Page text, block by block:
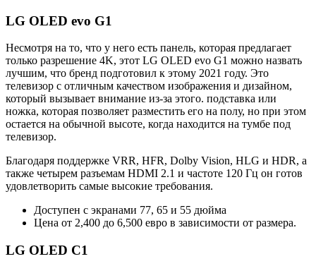
LG OLED evo G1
Несмотря на то, что у него есть панель, которая предлагает
только разрешение 4K, этот LG OLED evo G1 можно назвать
лучшим, что бренд подготовил к этому 2021 году. Это
телевизор с отличным качеством изображения и дизайном,
который вызывает внимание из-за этого. подставка или
ножка, которая позволяет разместить его на полу, но при этом
остается на обычной высоте, когда находится на тумбе под
телевизор.
Благодаря поддержке VRR, HFR, Dolby Vision, HLG и HDR, а
также четырем разъемам HDMI 2.1 и частоте 120 Гц он готов
удовлетворить самые высокие требования.
Доступен с экранами 77, 65 и 55 дюйма
Цена от 2,400 до 6,500 евро в зависимости от размера.
LG OLED C1